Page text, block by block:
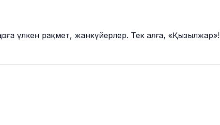
үлкен рақмет, жанкүйерлер. Тек алға, «Қызылжар»!